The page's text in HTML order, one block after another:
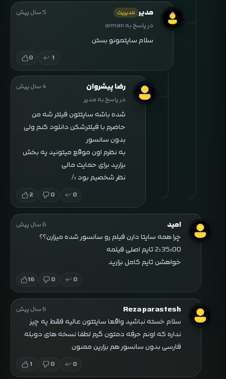
مدیر مدیریت
5 سال پیش
در پاسخ به arman
سلام سایتمونو بستن
0 1
رضا پیشروان
4 سال پیش
در پاسخ به مدیر
شده باشه سایتتون فیلتر شه من
حاضرم با فیلترشکن دانلود کنم ولی
بدون سانسور
به نظرم اون موقع میتونید یه بخش
بزارید برای حمایت مالی
نظر شخصیم بود :/
2 0 0
امید 6 سال پیش
چرا همه سایتا دارن فیلم رو سانسور شده میزارن؟؟
2:35:00 تایم اصلی فیلمه
خواهشن تایم کامل بزارید
16 0 0
Reza parastesh 6 سال پیش
سلام خسته نباشید واقعا سایتتون عالیه فقط یه چیز
نداره که اونم حرفه دمتون گرم لطفا نسخه های دوبله
فارسی بدون سانسور هم بزارین ممنون
1 0 0